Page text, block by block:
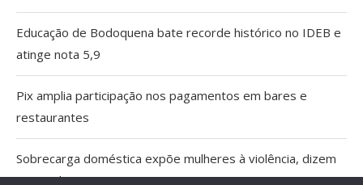
Educação de Bodoquena bate recorde histórico no IDEB e
atinge nota 5,9
Pix amplia participação nos pagamentos em bares e
restaurantes
Sobrecarga doméstica expõe mulheres à violência, dizem
especialistas